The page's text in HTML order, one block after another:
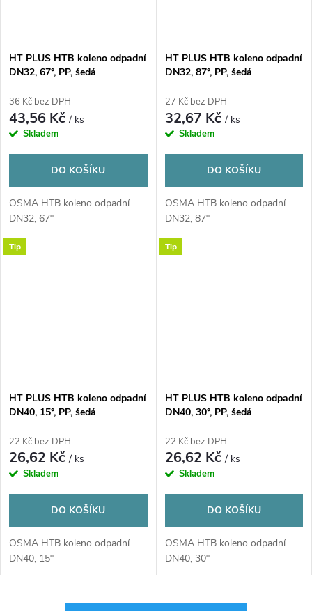
HT PLUS HTB koleno odpadní
DN32, 67°, PP, šedá
36 Kč bez DPH
43,56 Kč/ ks
Skladem
DO KOŠÍKU
OSMA HTB koleno odpadní
DN32, 67°
HT PLUS HTB koleno odpadní
DN32, 87°, PP, šedá
27 Kč bez DPH
32,67 Kč/ ks
Skladem
DO KOŠÍKU
OSMA HTB koleno odpadní
DN32, 87°
Tip
HT PLUS HTB koleno odpadní
DN40, 15°, PP, šedá
22 Kč bez DPH
26,62 Kč/ ks
Skladem
DO KOŠÍKU
OSMA HTB koleno odpadní
DN40, 15°
Tip
HT PLUS HTB koleno odpadní
DN40, 30°, PP, šedá
22 Kč bez DPH
26,62 Kč/ ks
Skladem
DO KOŠÍKU
OSMA HTB koleno odpadní
DN40, 30°